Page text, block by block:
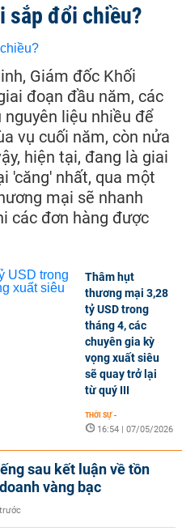
sắp đổi chiều?
Giám đốc Khối
đoạn đầu năm, các
liệu nhiều để
vụ cuối năm, còn nửa
hiện tại, đang là giai
'căng' nhất, qua một
mại sẽ nhanh
các đơn hàng được
Thâm hụt
thương mại 3,28
tỷ USD trong
tháng 4, các
chuyên gia kỳ
vọng xuất siêu
sẽ quay trở lại
từ quý III
THỜI SỰ -
16:54 | 07/05/2026
sau kết luận về tồn
vàng bạc